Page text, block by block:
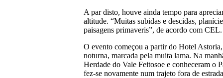
A par disto, houve ainda tempo para
altitude. “Muitas subidas e descidas,
paisagens primaveris”, de acordo com CEL.
O evento começou a partir do Hotel
noturna, marcada pela muita lama. Na
Herdade do Vale Feitosoe e conheceram o
fez-se novamente num trajeto fora de